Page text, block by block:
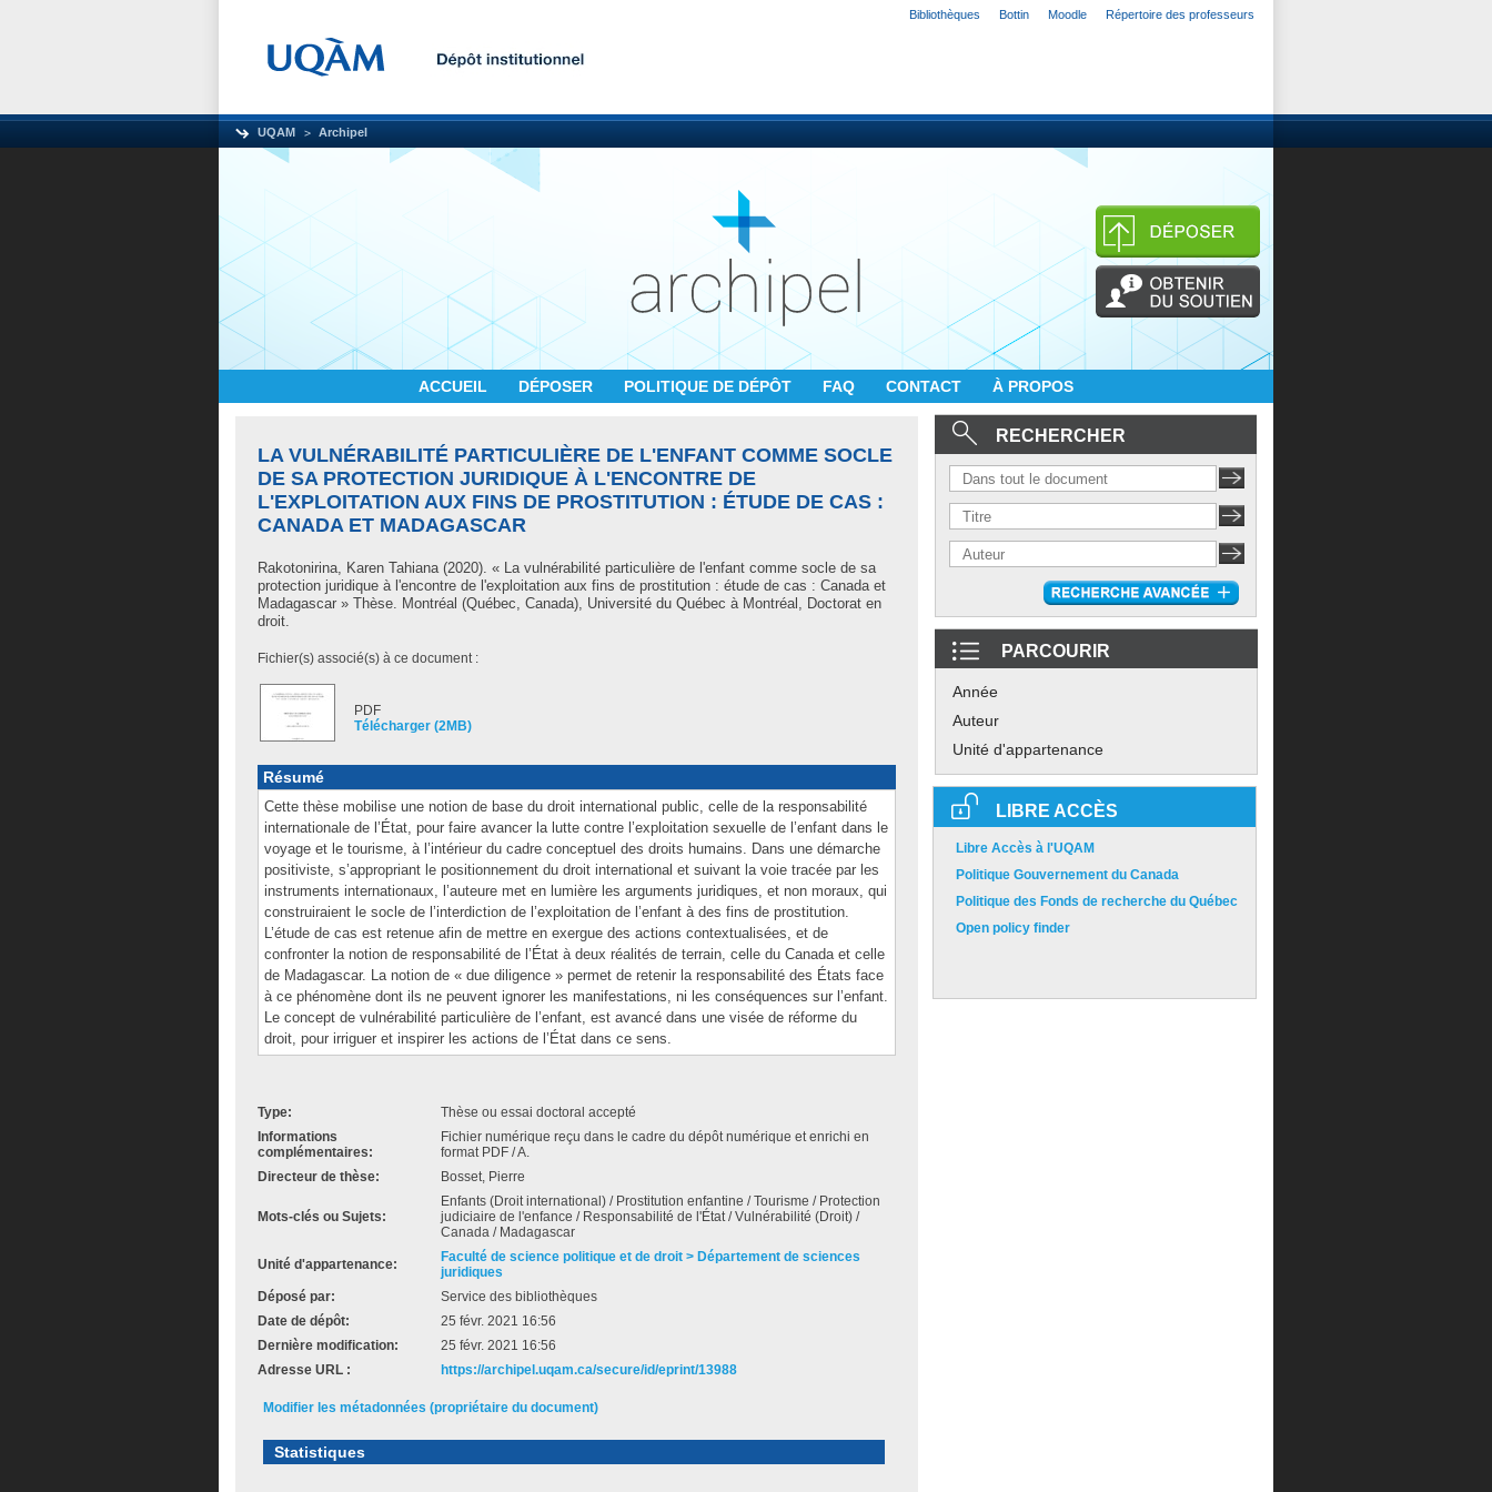
Bibliothèques Bottin Moodle Répertoire des professeurs
UQAM Archipel
ACCUEIL DÉPOSER POLITIQUE DE DÉPÔT FAQ CONTACT À PROPOS
LA VULNÉRABILITÉ PARTICULIÈRE DE L'ENFANT COMME SOCLE
DE SA PROTECTION JURIDIQUE À L'ENCONTRE DE
L'EXPLOITATION AUX FINS DE PROSTITUTION : ÉTUDE DE CAS :
CANADA ET MADAGASCAR
Rakotonirina, Karen Tahiana(2020). « La vulnérabilité particulière de l'enfant comme socle de sa
protection juridique à l'encontre de l'exploitation aux fins de prostitution : étude de cas : Canada et
Madagascar » Thèse. Montréal (Québec, Canada), Université du Québec à Montréal, Doctorat en
droit.
Fichier(s) associé(s) à ce document :
PDF
Télécharger (2MB)
Résumé
Cette thèse mobilise une notion de base du droit international public, celle de la responsabilité
internationale de l’État, pour faire avancer la lutte contre l’exploitation sexuelle de l’enfant dans le
voyage et le tourisme, à l’intérieur du cadre conceptuel des droits humains. Dans une démarche
positiviste, s’appropriant le positionnement du droit international et suivant la voie tracée par les
instruments internationaux, l’auteure met en lumière les arguments juridiques, et non moraux, qui
construiraient le socle de l’interdiction de l’exploitation de l’enfant à des fins de prostitution.
L’étude de cas est retenue afin de mettre en exergue des actions contextualisées, et de
confronter la notion de responsabilité de l’État à deux réalités de terrain, celle du Canada et celle
de Madagascar. La notion de « due diligence » permet de retenir la responsabilité des États face
à ce phénomène dont ils ne peuvent ignorer les manifestations, ni les conséquences sur l’enfant.
Le concept de vulnérabilité particulière de l’enfant, est avancé dans une visée de réforme du
droit, pour irriguer et inspirer les actions de l’État dans ce sens.
Type:
Thèse ou essai doctoral accepté
Informations
complémentaires:
Fichier numérique reçu dans le cadre du dépôt numérique et enrichi en
format PDF / A.
Directeur de thèse:
Bosset, Pierre
Mots-clés ou Sujets:
Enfants (Droit international) / Prostitution enfantine / Tourisme / Protection
judiciaire de l'enfance / Responsabilité de l'État / Vulnérabilité (Droit) /
Canada / Madagascar
Unité d'appartenance:
Faculté de science politique et de droit > Département de sciences
juridiques
Déposé par:
Service des bibliothèques
Date de dépôt:
25 févr. 2021 16:56
Dernière modification:
25 févr. 2021 16:56
Adresse URL :
https://archipel.uqam.ca/secure/id/eprint/13988
Modifier les métadonnées (propriétaire du document)
Statistiques
RECHERCHER
PARCOURIR
Année
Auteur
Unité d'appartenance
LIBRE ACCÈS
Libre Accès à l'UQAM
Politique Gouvernement du Canada
Politique des Fonds de recherche du Québec
Open policy finder